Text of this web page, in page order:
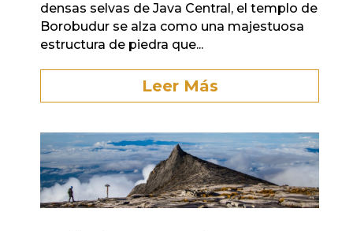
densas selvas de Java Central, el templo de
Borobudur se alza como una majestuosa
estructura de piedra que...
Leer Más